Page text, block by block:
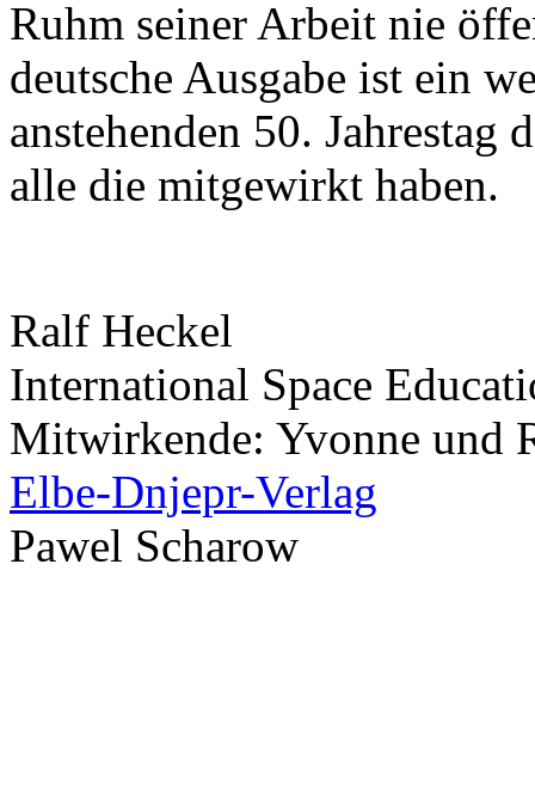
Ruhm seiner Arbeit nie
deutsche Ausgabe ist ein
anstehenden 50. Jahrestag
alle die mitgewirkt haben.
Ralf Heckel
International Space
Mitwirkende: Yvonne und
Elbe-Dnjepr-Verlag
Pawel Scharow